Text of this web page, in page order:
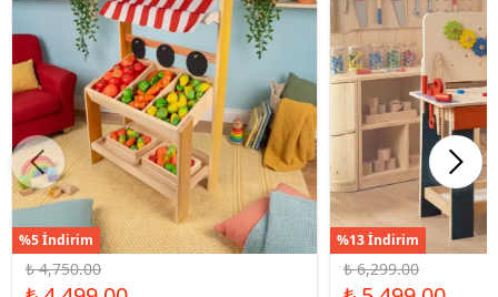
%5 İndirim
₺ 4,750.00
%13 İndirim
₺ 6,299.00